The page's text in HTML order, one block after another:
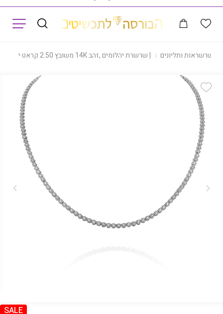
שרשראות ותליונים |שרשרת יהלומים ,זהב 14K משובץ 2.50 קראט יהלומים, CDSNR00384
Add Wishlist
SALE